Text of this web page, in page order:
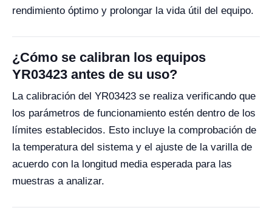
rendimiento óptimo y prolongar la vida útil del equipo.
¿Cómo se calibran los equipos
YR03423 antes de su uso?
La calibración del YR03423 se realiza verificando que
los parámetros de funcionamiento estén dentro de los
límites establecidos. Esto incluye la comprobación de
la temperatura del sistema y el ajuste de la varilla de
acuerdo con la longitud media esperada para las
muestras a analizar.